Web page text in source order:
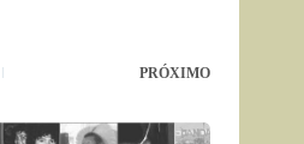
PRÓXIMO